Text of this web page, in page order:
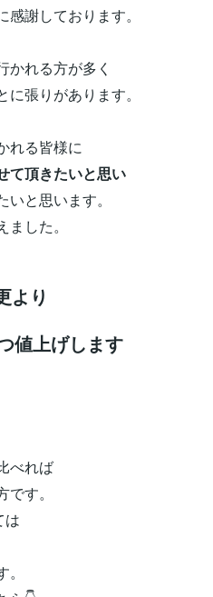
謝しております。
かれる方が多く
張りがあります。
れる皆様に
て頂きたいと思い
と思います。
した。
より
値上げします
べれば
す。
は